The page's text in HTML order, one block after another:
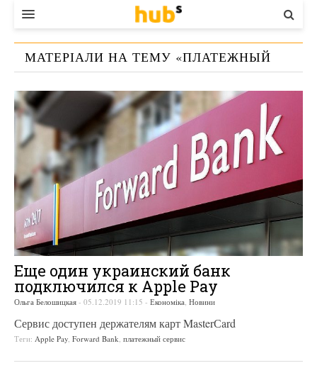
ВЛАДА
ЕКОНОМІКА
БІЗНЕС
СТАРТЕР
КОНТАКТИ
МАТЕРІАЛИ НА ТЕМУ «ПЛАТЕЖНЫЙ
Еще один украинский банк
подключился к Apple Pay
Ольга Белошицкая - 05.12.2019 11:15 - Економіка, Новини
Сервис доступен держателям карт MasterСard
Теги: Apple Pay, Forward Bank, платежный сервис